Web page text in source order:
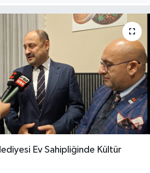
Ev Sahipliğinde Kültür